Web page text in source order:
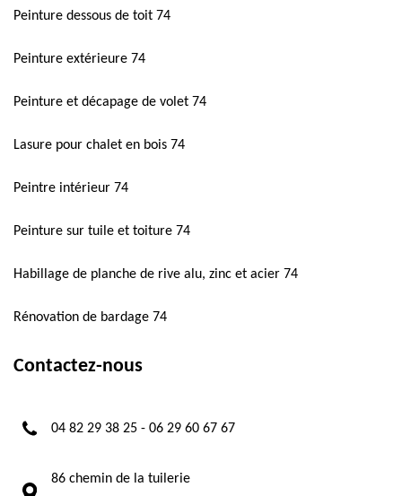
Peinture dessous de toit 74
Peinture extérieure 74
Peinture et décapage de volet 74
Lasure pour chalet en bois 74
Peintre intérieur 74
Peinture sur tuile et toiture 74
Habillage de planche de rive alu, zinc et acier 74
Rénovation de bardage 74
Contactez-nous
04 82 29 38 25 - 06 29 60 67 67
86 chemin de la tuilerie